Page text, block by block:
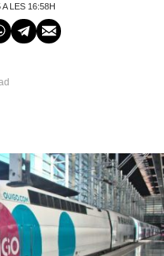
LES 16:58H